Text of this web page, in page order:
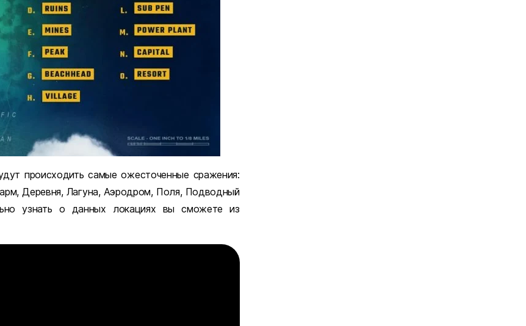
происходить самые ожесточенные сражения:
Деревня, Лагуна, Аэродром, Поля, Подводный
узнать о данных локациях вы сможете из